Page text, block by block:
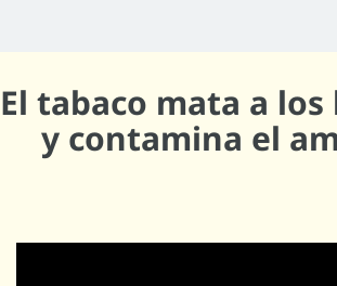
El tabaco mata a
y contamina el